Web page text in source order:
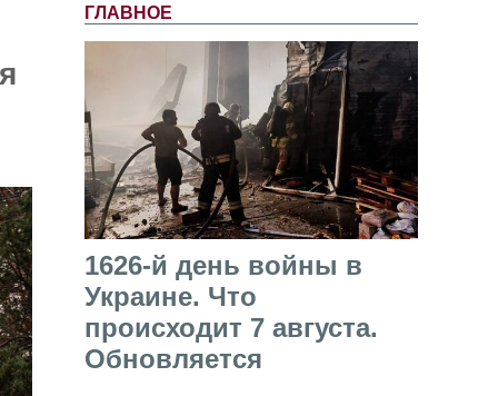
ГЛАВНОЕ
1626-й день войны в
Украине. Что
происходит 7 августа.
Обновляется